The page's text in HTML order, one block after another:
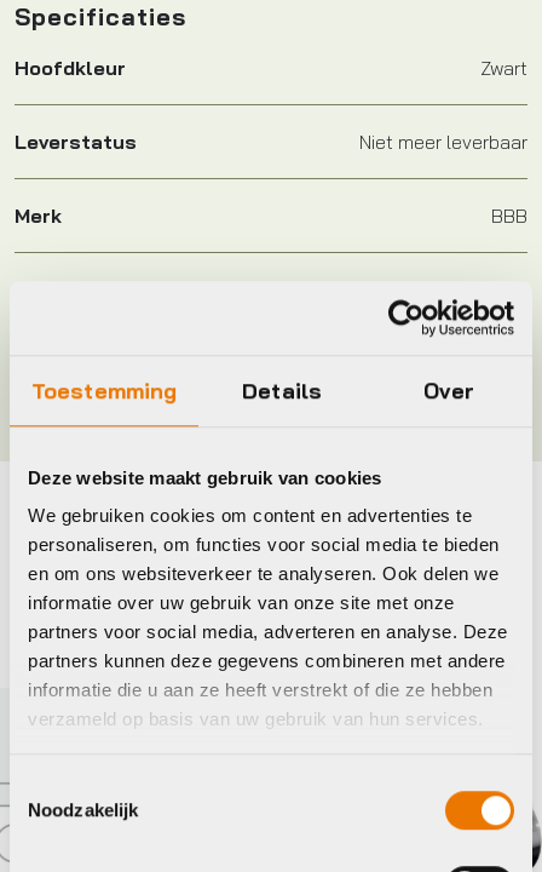
Toestemming Details Over
Deze website maakt gebruik van cookies
We gebruiken cookies om content en advertenties te
personaliseren, om functies voor social media te bieden
en om ons websiteverkeer te analyseren. Ook delen we
informatie over uw gebruik van onze site met onze
partners voor social media, adverteren en analyse. Deze
partners kunnen deze gegevens combineren met andere
informatie die u aan ze heeft verstrekt of die ze hebben
verzameld op basis van uw gebruik van hun services.
Toestemmingsselectie
Noodzakelijk
Specificaties
Hoofdkleur Zwart
Leverstatus Niet meer leverbaar
Merk BBB
Maak je fiets compleet
Bekijk alle accessoires
Bontrager